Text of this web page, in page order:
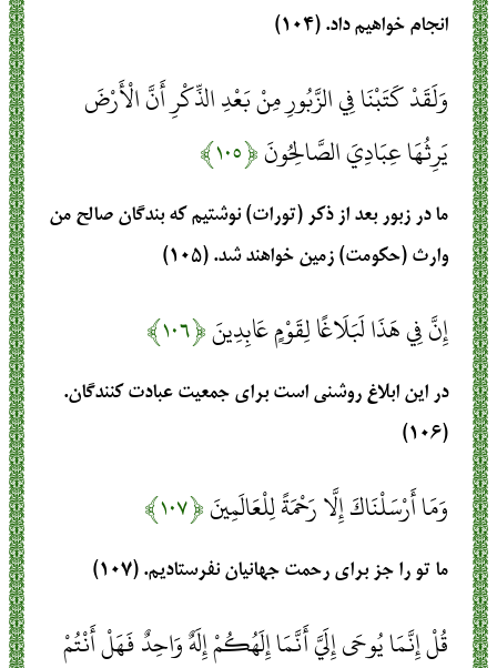
انجام خواهيم داد. (۱۰۴)
وَلَقَدْ كَتَبْنَا فِي الزَّبُورِ مِنْ بَعْدِ الذِّكْرِ أَنَّ الْأَرْضَ
يَرِثُهَا عِبَادِيَ الصَّالِحُونَ﴿۱۰۵﴾
ما در زبور بعد از ذكر (تورات) نوشتيم كه بندگان صالح من
وارث (حكومت) زمين خواهند شد. (۱۰۵)
إِنَّ فِي هَذَا لَبَلَاغًا لِقَوْمٍ عَابِدِينَ﴿۱۰۶﴾
در اين ابلاغ روشني است براي جمعيت عبادت كنندگان.
(۱۰۶)
وَمَا أَرْسَلْنَاكَ إِلَّا رَحْمَةً لِلْعَالَمِينَ﴿۱۰۷﴾
ما تو را جز براي رحمت جهانيان نفرستاديم. (۱۰۷)
قُلْ إِنَّمَا يُوحَى إِلَيَّ أَنَّمَا إِلَهُكُمْ إِلَهٌ وَاحِدٌ فَهَلْ أَنْتُمْ